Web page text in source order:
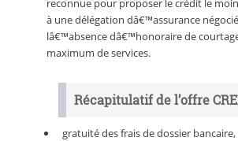
reconnue pour proposer le crédit le
à une délégation dâ€™assurance
lâ€™absence dâ€™honoraire de
maximum de services.
Récapitulatif de l’offre
gratuité des frais de dossier bancaire,